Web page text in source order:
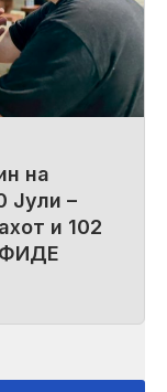
на
Јули –
и 102
ФИДЕ